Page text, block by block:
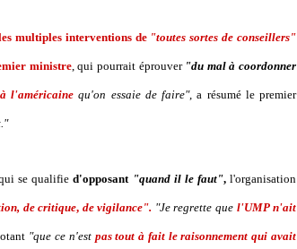
multiples interventions de "toutes sortes de conseillers"
ministre, qui pourrait éprouver "du mal à coordonner
l'américaine qu'on essaie de faire", a résumé le premier
se qualifie d'opposant "quand il le faut",l'organisation
de critique, de vigilance". "Je regrette que l'UMP n'ait
"que ce n'est pas tout à fait le raisonnement qui avait